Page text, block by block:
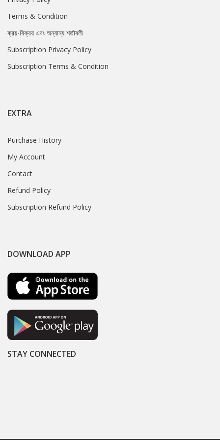
Terms & Condition
ক্রয়-বিক্রয় এবং অন্যান্য শর্তাবলী
Subscription Privacy Policy
Subscription Terms & Condition
EXTRA
Purchase History
My Account
Contact
Refund Policy
Subscription Refund Policy
DOWNLOAD APP
STAY CONNECTED